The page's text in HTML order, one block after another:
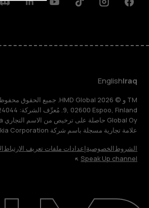
Facebook
Instagram
Tiktok
Youtube
Linkedin
Iraq
English
علامة تجارية مسجلة باسم شركة Nokia Corporation.
الشروطالخصوصيةإعدادات ملفات تعريف الارتباط
Speak Up channel